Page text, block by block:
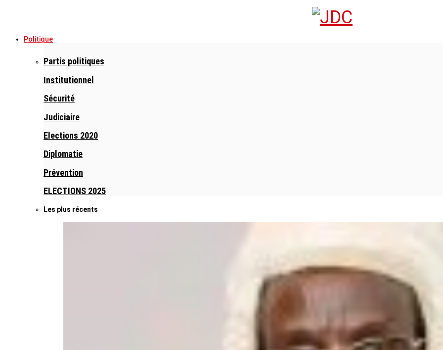
Politique
Partis politiques
Institutionnel
Sécurité
Judiciaire
Elections 2020
Diplomatie
Prévention
ELECTIONS 2025
Les plus récents